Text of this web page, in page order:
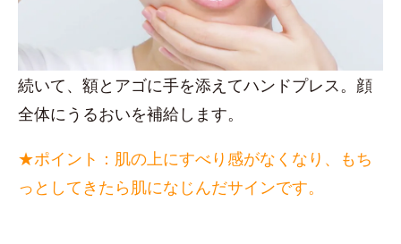
続いて、額とアゴに手を添えてハンドプレス。顔
全体にうるおいを補給します。
★ポイント：肌の上にすべり感がなくなり、もち
っとしてきたら肌になじんだサインです。